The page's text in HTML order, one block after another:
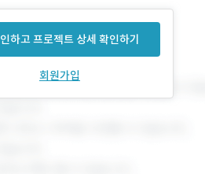
하고 프로젝트 상세 확인하기
회원가입